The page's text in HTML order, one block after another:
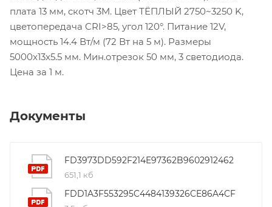
плата 13 мм, скотч 3M. Цвет ТЁПЛЫЙ 2750~3250 K,
цветопередача CRI>85, угол 120°. Питание 12V,
мощность 14.4 Вт/м (72 Вт на 5 м). Размеры
5000x13x5.5 мм. Мин.отрезок 50 мм, 3 светодиода.
Цена за 1 м.
Документы
FD3973DD592F214E97362B9602912462
651,1 кб
FDD1A3F553295C4484139326CE86A4CF